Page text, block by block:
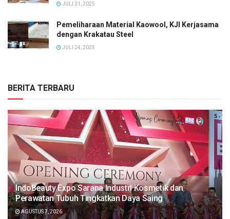
JULI 31, 2025
Pemeliharaan Material Kaowool, KJI Kerjasama
dengan Krakatau Steel
JULI 24, 2025
BERITA TERBARU
IndoBeauty Expo Sarana Industri Kosmetik dan
Perawatan Tubuh Tingkatkan Daya Saing
AGUSTUS 7, 2026